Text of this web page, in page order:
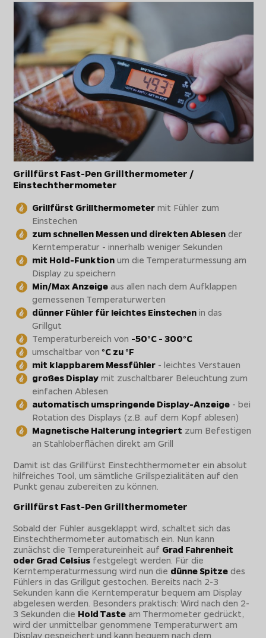
Grillfürst Fast-Pen Grillthermometer /
Einstechthermometer
Grillfürst Grillthermometer mit Fühler zum
Einstechen
zum schnellen Messen und direkten Ablesen der
Kerntemperatur - innerhalb weniger Sekunden
mit Hold-Funktion um die Temperaturmessung am
Display zu speichern
Min/Max Anzeige aus allen nach dem Aufklappen
gemessenen Temperaturwerten
dünner Fühler für leichtes Einstechen in das
Grillgut
Temperaturbereich von -50°C - 300°C
umschaltbar von °C zu °F
mit klappbarem Messfühler - leichtes Verstauen
großes Display mit zuschaltbarer Beleuchtung zum
einfachen Ablesen
automatisch umspringende Display-Anzeige - bei
Rotation des Displays (z.B. auf dem Kopf ablesen)
Magnetische Halterung integriert zum Befestigen
an Stahloberflächen direkt am Grill
Damit ist das Grillfürst Einstechthermometer ein absolut
hilfreiches Tool, um sämtliche Grillspezialitäten auf den
Punkt genau zubereiten zu können.
Grillfürst Fast-Pen Grillthermometer
Sobald der Fühler ausgeklappt wird, schaltet sich das
Einstechthermometer automatisch ein. Nun kann
zunächst die Temperatureinheit auf Grad Fahrenheit
oder Grad Celsius festgelegt werden. Für die
Kerntemperaturmessung wird nun die dünne Spitze des
Fühlers in das Grillgut gestochen. Bereits nach 2-3
Sekunden kann die Kerntemperatur bequem am Display
abgelesen werden. Besonders praktisch: Wird nach den 2-
3 Sekunden die Hold Taste am Thermometer gedrückt,
wird der unmittelbar genommene Temperaturwert am
Display gespeichert und kann bequem nach dem